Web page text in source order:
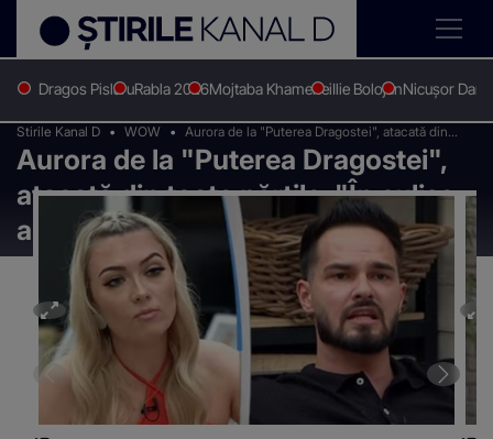
Dragos PislaruRabla 2026Mojtaba KhameneiIlie BolojanNicușor Dan
Stirile Kanal D WOW
Aurora de la "Puterea Dragostei", atacată din
toate părțile. "În culise ai zis altceva"
Aurora de la "Puterea Dragostei",
atacată din toate părțile. "În culise
ai zis altceva"